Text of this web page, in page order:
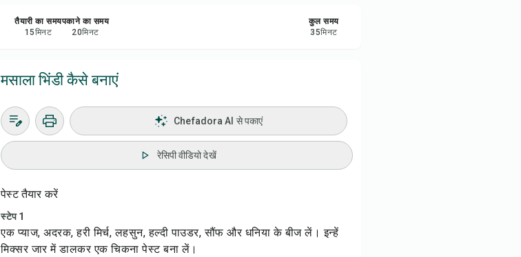
तैयारी का समय
15मिनट
पकाने का समय
20मिनट
कुल समय
35मिनट
मसाला भिंडी कैसे बनाएं
Chefadora AI से पकाएं
रेसिपी वीडियो देखें
पेस्ट तैयार करें
स्टेप 1
एक प्याज, अदरक, हरी मिर्च, लहसुन, हल्दी पाउडर, सौंफ और धनिया के बीज लें। इन्हें
मिक्सर जार में डालकर एक चिकना पेस्ट बना लें।